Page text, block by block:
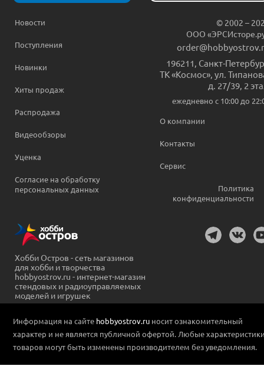
Новости
Поступления
Новинки
Хиты продаж
Распродажа
Видеообзоры
Уценка
Согласие на обработку
персональных данных
© 2002 –
ООО
196211 Санкт-
ТК «Космос», ул.
д. 27/39, 2
ежедневно c 10:00 до
О компании
Контакты
Сервис
Политика
конфиденциальности
Хобби Остров - сеть магазинов
для хобби и творчества
hobbyostrov.ru - интернет-магазин
стендовых и радиоуправляемых
моделей и игрушек
Информация на сайте hobbyostrov.ru носит ознакомительный
характер и не является публичной офертой. Любые
товаров могут быть изменены производителем без уведомления.